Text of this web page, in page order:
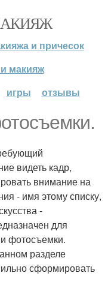
и причесок
макияж
игры отзывы
видеть кадр,
внимание на
- имя этому списку,
-
для
фотосъемки.
разделе
сформировать